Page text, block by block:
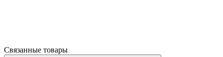
Связанные товары